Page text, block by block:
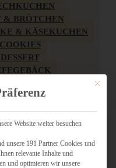
& BRÖTCHEN
& KÄSEKUCHEN
COOKIES
DESSERT
KUCHEN
& GESÜNDER
BAKERY
HAUPTGERICHT
Mit
Website weiter besuchen
unsere 191 Partner Cookies und
relevante Inhalte und
und optimieren wir unsere